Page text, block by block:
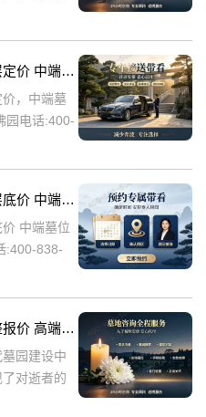
近年来，
清东陵万佛园皇家园林墓碑分层定价 中端墓位限时大额让利详解
，中端墓
园电话:400-
史上著名
清东陵万佛园皇家景观墓碑分层底价 中端墓位限时直降上万
中端墓位
:400-838-
著名的皇
清东陵万佛园景观艺术墓碑完整报价 高端墓型大额直降活动详解
园建设中
对逝者的
承。本文